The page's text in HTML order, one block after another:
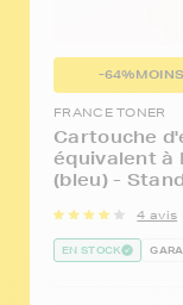
-64%
FRANCE TONER
Cartouche
équivalent à
(bleu) -
4 avis
EN STOCK